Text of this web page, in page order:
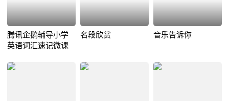
腾讯企鹅辅导小学
英语词汇速记微课
名段欣赏 音乐告诉你